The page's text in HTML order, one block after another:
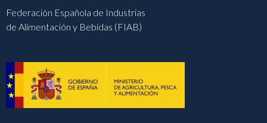
Federación Española de Industrias
de Alimentación y Bebidas (FIAB)